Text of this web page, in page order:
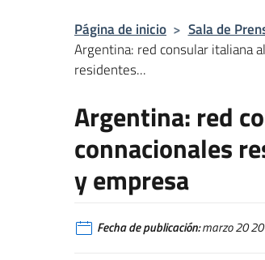
Página de inicio > Sala de
Argentina: red consular italiana
residentes...
Argentina: red
connacionales
y empresa
Fecha de publicación:marzo 20